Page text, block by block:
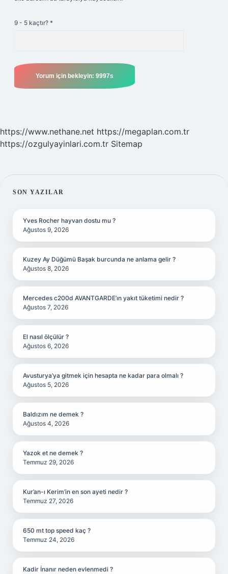
9 - 5 kaçtır? *
https://www.nethane.net https://megaplan.com.tr
https://ozgulyayinlari.com.tr Sitemap
SIDEBAR
SON YAZILAR
Yves Rocher hayvan dostu mu ?
Ağustos 9, 2026
Kuzey Ay Düğümü Başak burcunda ne anlama gelir ?
Ağustos 8, 2026
Mercedes c200d AVANTGARDE’ın yakıt tüketimi nedir ?
Ağustos 7, 2026
El nasıl ölçülür ?
Ağustos 6, 2026
Avusturya’ya gitmek için hesapta ne kadar para olmalı ?
Ağustos 5, 2026
Baldızım ne demek ?
Ağustos 4, 2026
Yazok et ne demek ?
Temmuz 29, 2026
Kur’an-ı Kerim’in en son ayeti nedir ?
Temmuz 27, 2026
650 mt top speed kaç ?
Temmuz 24, 2026
Kadir İnanır neden evlenmedi ?